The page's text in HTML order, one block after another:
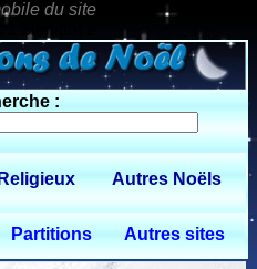
1 $limittot 2
:
Autres Noëls
Partitions Autres sites